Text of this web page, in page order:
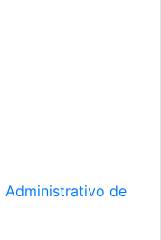
Administrativo de